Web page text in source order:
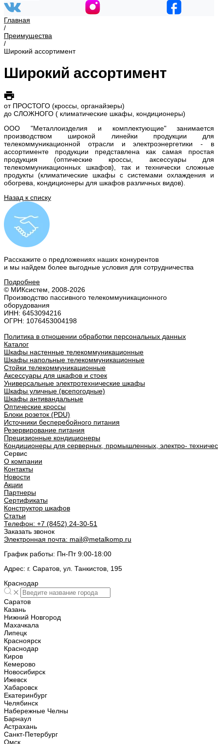
Главная
/
Преимущества
/
Широкий ассортимент
Широкий ассортимент
от ПРОСТОГО (кроссы, органайзеры)
до СЛОЖНОГО ( климатические шкафы, кондиционеры)
ООО "Металлоизделия и комплектующие" занимается
производством широкой линейки продукции для
телекоммуникационной отрасли и электроэнергетики - в
ассортименте продукции представлена как самая простая
продукция (оптические кроссы, аксессуары для
телекоммуникационных шкафов), так и технически сложные
продукты (климатические шкафы с системами охлаждения и
обогрева, кондиционеры для шкафов различных видов).
Назад к списку
Расскажите о предложениях наших конкурентов
и мы найдем более выгодные условия для сотрудничества
Подробнее
© МИКсистем, 2008-2026
Производство пассивного телекоммуникационного
оборудования
ИНН: 6453094216
ОГРН: 1076453004198
Политика в отношении обработки персональных данных
Каталог
Шкафы настенные телекоммуникационные
Шкафы напольные телекоммуникационные
Стойки телекоммуникационные
Аксессуары для шкафов и стоек
Универсальные электротехнические шкафы
Шкафы уличные (всепогодные)
Шкафы антивандальные
Оптические кроссы
Блоки розеток (PDU)
Источники бесперебойного питания
Резервирование питания
Прецизионные кондиционеры
Кондиционеры для серверных, промышленных, электро-
Сервис
О компании
Контакты
Новости
Акции
Партнеры
Сертификаты
Конструктор шкафов
Статьи
Телефон: +7 (8452) 24-30-51
Заказать звонок
Электронная почта: mail@metalkomp.ru
График работы: Пн-Пт 9:00-18:00
Адрес: г. Саратов, ул. Танкистов, 195
Краснодар
Саратов
Казань
Нижний Новгород
Махачкала
Липецк
Красноярск
Краснодар
Киров
Кемерово
Новосибирск
Ижевск
Хабаровск
Екатеринбург
Челябинск
Набережные Челны
Барнаул
Астрахань
Санкт-Петербург
Омск